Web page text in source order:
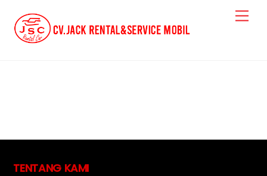
content
TENTANG KAMI